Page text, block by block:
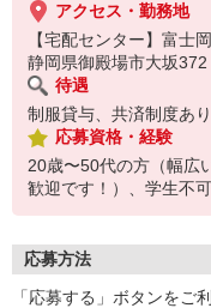
アクセス・勤務地
【宅配センター】富士岡
静岡県御殿場市大坂372
待遇
制服貸与、共済制度あ
応募資格・経験
20歳〜50代の方（幅広
歓迎です！）、学生不可
応募方法
「応募する」ボタンをご